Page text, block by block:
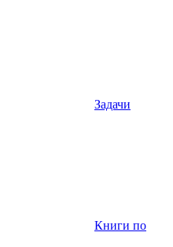
Задачи
Книги по